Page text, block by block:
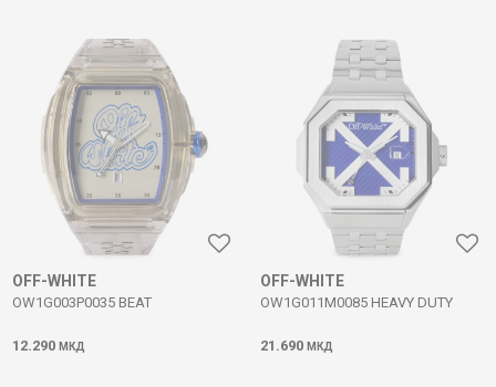
OFF-WHITE
OW1G003P0035 BEAT
12.290 МКД
OFF-WHITE
OW1G011M0085 HEAVY DUTY
21.690 МКД